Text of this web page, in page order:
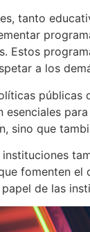
tanto
Estos
a los
públicas
esenciales
sino que
instituciones
fomenten el
papel de las